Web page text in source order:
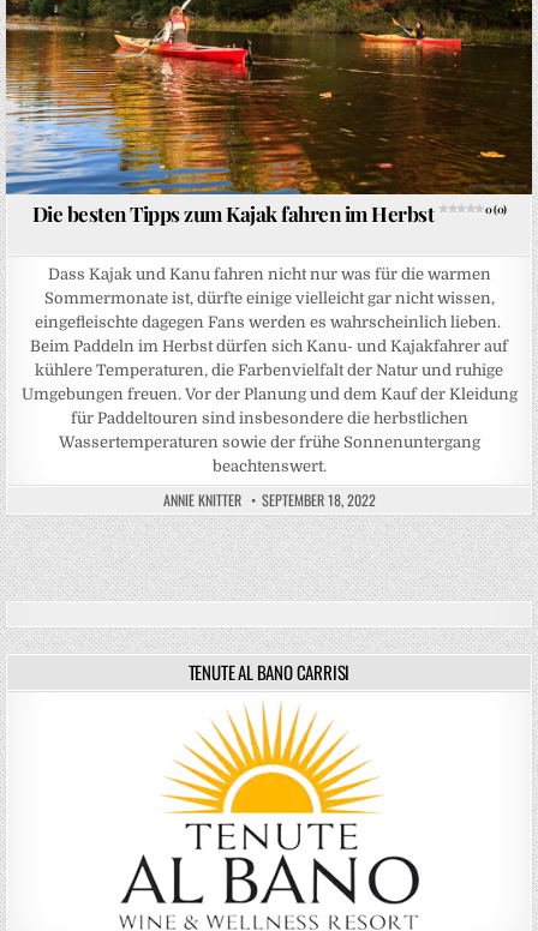
Die besten Tipps zum Kajak fahren im Herbst 0 (0)
Dass Kajak und Kanu fahren nicht nur was für die warmen
Sommermonate ist, dürfte einige vielleicht gar nicht wissen,
eingefleischte dagegen Fans werden es wahrscheinlich lieben.
Beim Paddeln im Herbst dürfen sich Kanu- und Kajakfahrer auf
kühlere Temperaturen, die Farbenvielfalt der Natur und ruhige
Umgebungen freuen. Vor der Planung und dem Kauf der Kleidung
für Paddeltouren sind insbesondere die herbstlichen
Wassertemperaturen sowie der frühe Sonnenuntergang
beachtenswert.
ANNIE KNITTER SEPTEMBER 18, 2022
TENUTE AL BANO CARRISI